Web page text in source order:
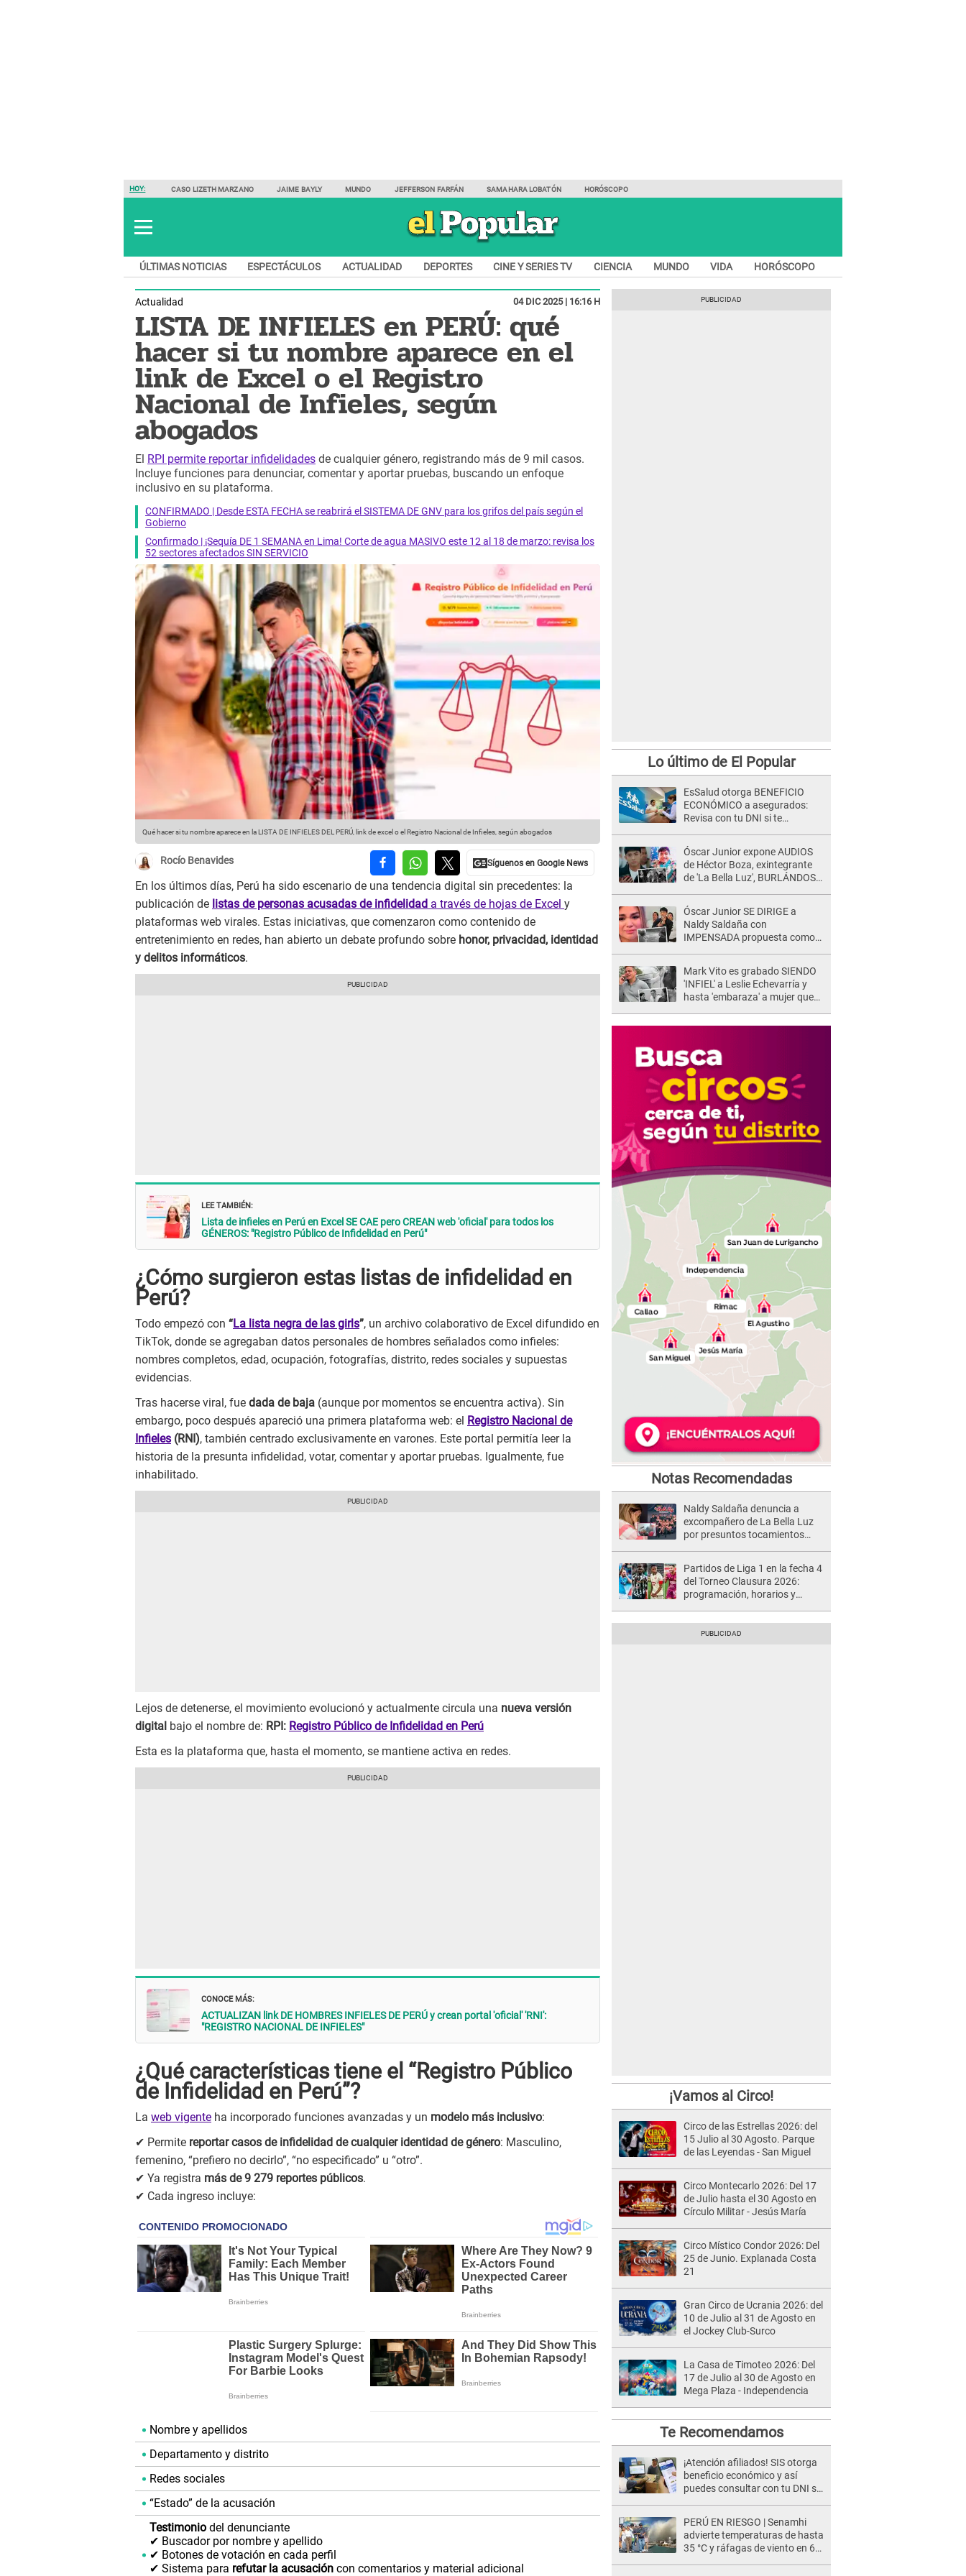
HOY: CASO LIZETH MARZANO JAIME BAYLY MUNDO JEFFERSON FARFÁN SAMAHARA LOBATÓN HORÓSCOPO
ÚLTIMAS NOTICIAS ESPECTÁCULOS ACTUALIDAD DEPORTES CINE Y SERIES TV CIENCIA MUNDO VIDA HORÓSCOPO
Actualidad 04 DIC 2025 | 16:16 H
LISTA DE INFIELES en PERÚ: qué
hacer si tu nombre aparece en el
link de Excel o el Registro
Nacional de Infieles, según
abogados
El RPI permite reportar infidelidades de cualquier género, registrando más de 9 mil casos.
Incluye funciones para denunciar, comentar y aportar pruebas, buscando un enfoque
inclusivo en su plataforma.
CONFIRMADO | Desde ESTA FECHA se reabrirá el SISTEMA DE GNV para los grifos del país según el
Gobierno
Confirmado | ¡Sequía DE 1 SEMANA en Lima! Corte de agua MASIVO este 12 al 18 de marzo: revisa los
52 sectores afectados SIN SERVICIO
Qué hacer si tu nombre aparece en la LISTA DE INFIELES DEL PERÚ, link de excel o el Registro Nacional de Infieles, según abogados
Rocío Benavides
En los últimos días, Perú ha sido escenario de una tendencia digital sin precedentes: la
publicación de listas de personas acusadas de infidelidad a través de hojas de Excel y
plataformas web virales. Estas iniciativas, que comenzaron como contenido de
entretenimiento en redes, han abierto un debate profundo sobre honor, privacidad, identidad
y delitos informáticos.
LEE TAMBIÉN:
Lista de infieles en Perú en Excel SE CAE pero CREAN web 'oficial' para todos los
GÉNEROS: "Registro Público de Infidelidad en Perú"
¿Cómo surgieron estas listas de infidelidad en
Perú?
Todo empezó con “La lista negra de las girls”, un archivo colaborativo de Excel difundido en
TikTok, donde se agregaban datos personales de hombres señalados como infieles:
nombres completos, edad, ocupación, fotografías, distrito, redes sociales y supuestas
evidencias.
Tras hacerse viral, fue dada de baja (aunque por momentos se encuentra activa). Sin
embargo, poco después apareció una primera plataforma web: el Registro Nacional de
Infieles (RNI), también centrado exclusivamente en varones. Este portal permitía leer la
historia de la presunta infidelidad, votar, comentar y aportar pruebas. Igualmente, fue
inhabilitado.
Lejos de detenerse, el movimiento evolucionó y actualmente circula una nueva versión
digital bajo el nombre de: RPI: Registro Público de Infidelidad en Perú
Esta es la plataforma que, hasta el momento, se mantiene activa en redes.
CONOCE MÁS:
ACTUALIZAN link DE HOMBRES INFIELES DE PERÚ y crean portal 'oficial' 'RNI':
"REGISTRO NACIONAL DE INFIELES"
¿Qué características tiene el “Registro Público
de Infidelidad en Perú”?
La web vigente ha incorporado funciones avanzadas y un modelo más inclusivo:
✔ Permite reportar casos de infidelidad de cualquier identidad de género: Masculino,
femenino, “prefiero no decirlo”, “no especificado” u “otro”.
✔ Ya registra más de 9 279 reportes públicos.
✔ Cada ingreso incluye:
Nombre y apellidos
Departamento y distrito
Redes sociales
“Estado” de la acusación
Testimonio del denunciante
✔ Buscador por nombre y apellido
✔ Botones de votación en cada perfil
✔ Sistema para refutar la acusación con comentarios y material adicional
Lo último de El Popular
EsSalud otorga BENEFICIO
ECONÓMICO a asegurados:
Revisa con tu DNI si te
Óscar Junior expone AUDIOS
de Héctor Boza, exintegrante
de 'La Bella Luz', BURLÁNDOSE
de maltrato: "Grábame..."
Óscar Junior SE DIRIGE a
Naldy Saldaña con
IMPENSADA propuesta como
Mark Vito es grabado SIENDO
'INFIEL' a Leslie Echevarría y
hasta 'embaraza' a mujer que
Notas Recomendadas
Naldy Saldaña denuncia a
excompañero de La Bella Luz
por presuntos tocamientos
Partidos de Liga 1 en la fecha 4
del Torneo Clausura 2026:
programación, horarios y
¡Vamos al Circo!
Circo de las Estrellas 2026: del
15 Julio al 30 Agosto. Parque
de las Leyendas - San Miguel
Circo Montecarlo 2026: Del 17
de Julio hasta el 30 Agosto en
Círculo Militar - Jesús María
Circo Místico Condor 2026: Del
25 de Junio. Explanada Costa
21
Gran Circo de Ucrania 2026: del
10 de Julio al 31 de Agosto en
el Jockey Club-Surco
La Casa de Timoteo 2026: Del
17 de Julio al 30 de Agosto en
Mega Plaza - Independencia
Te Recomendamos
¡Atención afiliados! SIS otorga
beneficio económico y así
puedes consultar con tu DNI si
PERÚ EN RIESGO | Senamhi
advierte temperaturas de hasta
35 °C y ráfagas de viento en 6